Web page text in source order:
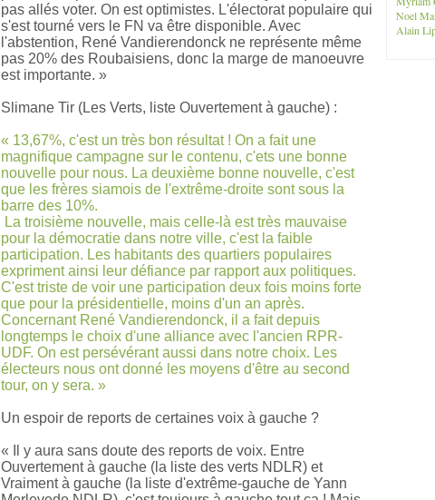
pas allés voter. On est optimistes. L'électorat populaire qui
s'est tourné vers le FN va être disponible. Avec
l'abstention, René Vandierendonck ne représente même
pas 20% des Roubaisiens, donc la marge de manoeuvre
est importante. »
Slimane Tir (Les Verts, liste Ouvertement à gauche) :
« 13,67%, c'est un très bon résultat ! On a fait une
magnifique campagne sur le contenu, c'ets une bonne
nouvelle pour nous. La deuxième bonne nouvelle, c'est
que les frères siamois de l'extrême-droite sont sous la
barre des 10%.
La troisième nouvelle, mais celle-là est très mauvaise
pour la démocratie dans notre ville, c'est la faible
participation. Les habitants des quartiers populaires
expriment ainsi leur défiance par rapport aux politiques.
C'est triste de voir une participation deux fois moins forte
que pour la présidentielle, moins d'un an après.
Concernant René Vandierendonck, il a fait depuis
longtemps le choix d'une alliance avec l'ancien RPR-
UDF. On est persévérant aussi dans notre choix. Les
électeurs nous ont donné les moyens d'être au second
tour, on y sera. »
Un espoir de reports de certaines voix à gauche ?
« Il y aura sans doute des reports de voix. Entre
Ouvertement à gauche (la liste des verts NDLR) et
Vraiment à gauche (la liste d'extrême-gauche de Yann
Noel
Alain